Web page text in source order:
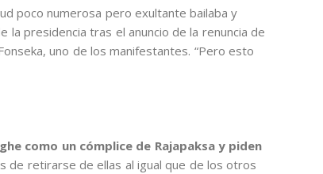
poco numerosa pero exultante bailaba y
presidencia tras el anuncio de la renuncia de
uno de los manifestantes. “Pero esto
como un cómplice de Rajapaksa y piden
de retirarse de ellas al igual que de los otros